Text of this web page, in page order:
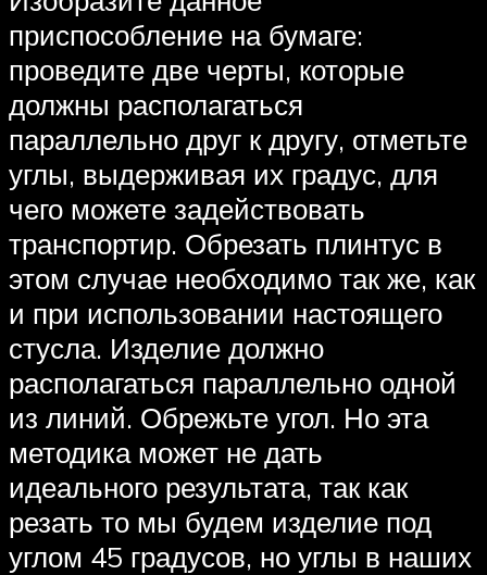
приспособление на бумаге:
проведите две черты, которые
должны располагаться
параллельно друг к другу, отметьте
углы, выдерживая их градус, для
чего можете задействовать
транспортир. Обрезать плинтус в
этом случае необходимо так же, как
и при использовании настоящего
стусла. Изделие должно
располагаться параллельно одной
из линий. Обрежьте угол. Но эта
методика может не дать
идеального результата, так как
резать то мы будем изделие под
углом 45 градусов, но углы в наших